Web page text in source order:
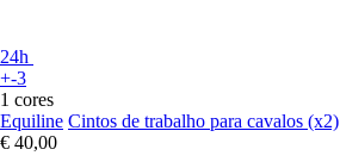
24h
+-3
1 cores
Equiline Cintos de trabalho para cavalos (x2)
€ 40,00